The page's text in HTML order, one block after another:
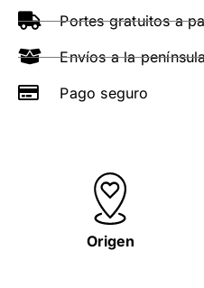
Portes gratuitos a
Envíos a la
Pago seguro
Origen